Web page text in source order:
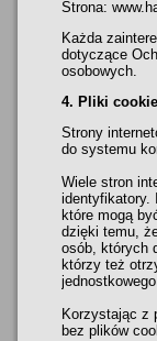
Strona:
Każda
dotyczące
osobowych.
4. Pliki cookie
Strony
do systemu
Wiele stron
identyfikatory.
które mogą
dzięki temu,
osób, których
którzy też
Korzystając z
bez plików